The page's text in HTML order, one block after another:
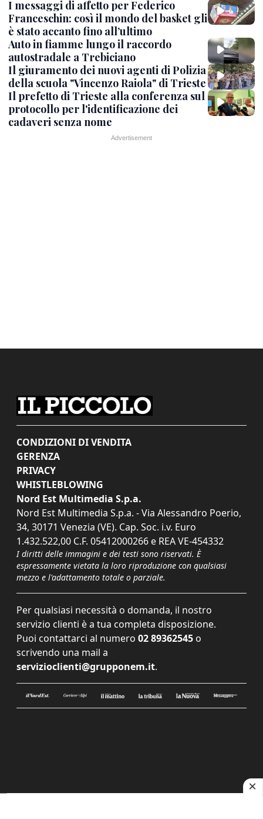
I messaggi di affetto per Federico
Franceschin: così il mondo del basket gli
è stato accanto fino all’ultimo
Auto in fiamme lungo il raccordo
autostradale a Trebiciano
Il giuramento dei nuovi agenti di Polizia
della scuola "Vincenzo Raiola" di Trieste
Il prefetto di Trieste alla conferenza sul
protocollo per l'identificazione dei
cadaveri senza nome
CONDIZIONI DI VENDITA
GERENZA
PRIVACY
WHISTLEBLOWING
Nord Est Multimedia S.p.a.
Nord Est Multimedia S.p.a. - Via Alessandro Poerio,
34, 30171 Venezia (VE). Cap. Soc. i.v. Euro
1.432.522,00 C.F. 05412000266 e REA VE-454332
I diritti delle immagini e dei testi sono riservati. È
espressamente vietata la loro riproduzione con qualsiasi
mezzo e l'adattamento totale o parziale.
Per qualsiasi necessità o domanda, il nostro
servizio clienti è a tua completa disposizione.
Puoi contattarci al numero 02 89362545 o
scrivendo una mail a
servizioclienti@grupponem.it.